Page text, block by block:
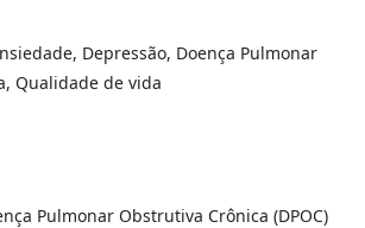
Depressão, Doença Pulmonar
Qualidade de vida
Pulmonar Obstrutiva Crônica (DPOC)